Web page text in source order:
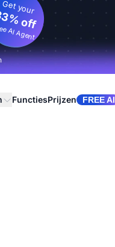
Get your
off
AI Agent
FunctiesPrijzen FREE AI